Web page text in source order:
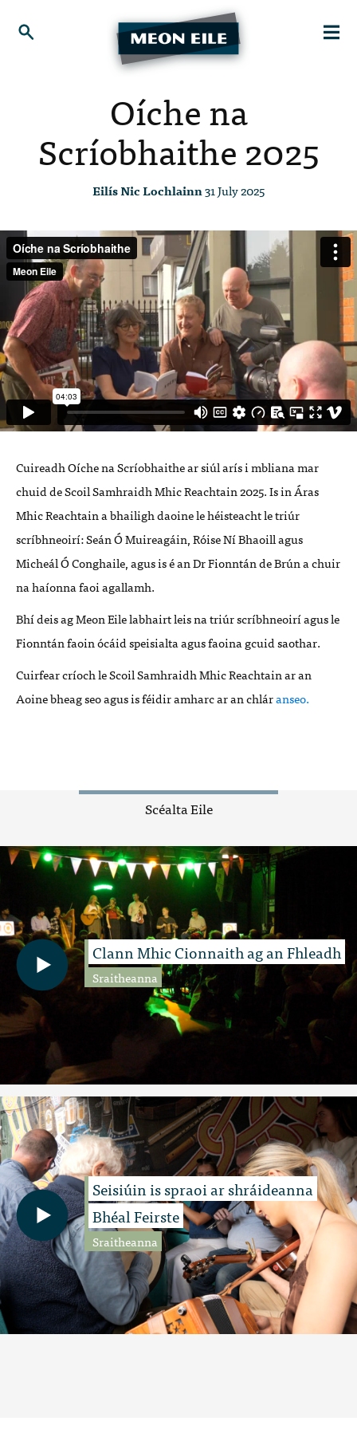
Oíche na
Scríobhaithe 2025
Eilís Nic Lochlainn31 July 2025
Cuireadh Oíche na Scríobhaithe ar siúl arís i mbliana mar
chuid de Scoil Samhraidh Mhic Reachtain 2025. Is in Áras
Mhic Reachtain a bhailigh daoine le héisteacht le triúr
scríbhneoirí: Seán Ó Muireagáin, Róise Ní Bhaoill agus
Micheál Ó Conghaile, agus is é an Dr Fionntán de Brún a chuir
na haíonna faoi agallamh.
Bhí deis ag Meon Eile labhairt leis na triúr scríbhneoirí agus le
Fionntán faoin ócáid speisialta agus faoina gcuid saothar.
Cuirfear críoch le Scoil Samhraidh Mhic Reachtain ar an
Aoine bheag seo agus is féidir amharc ar an chláranseo.
Scéalta Eile
Clann Mhic Cionnaith ag an Fhleadh
Sraitheanna
Seisiúin is spraoi ar shráideanna
Bhéal Feirste
Sraitheanna